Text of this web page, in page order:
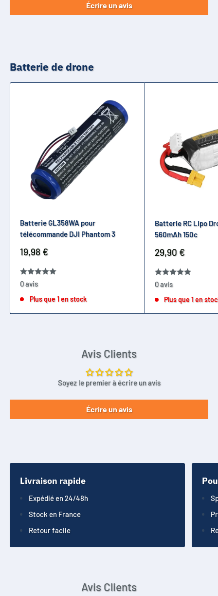
Écrire un avis
Batterie de drone
Batterie GL358WA pour
télécommande DJI Phantom 3
Prix
réduit
19,98 €
0 avis
Plus que 1 en stock
Batterie RC Lipo
560mAh 150c
Prix
réduit
29,90 €
0 avis
Plus que 1 en
Avis Clients
Soyez le premier à écrire un avis
Écrire un avis
Livraison rapide
Expédié en 24/48h
Stock en France
Retour facile
Avis Clients